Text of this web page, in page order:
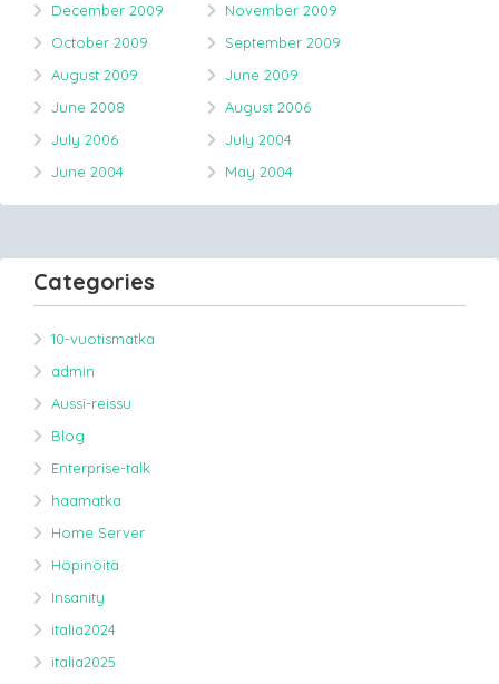
December 2009
November 2009
October 2009
September 2009
August 2009
June 2009
June 2008
August 2006
July 2006
July 2004
June 2004
May 2004
Categories
10-vuotismatka
admin
Aussi-reissu
Blog
Enterprise-talk
haamatka
Home Server
Höpinöitä
Insanity
italia2024
italia2025